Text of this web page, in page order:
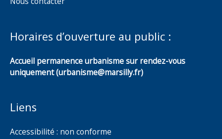
Horaires d’ouverture au public :
Accueil permanence urbanisme sur rendez-vous
uniquement (urbanisme@marsilly.fr)
Liens
Accessibilité : non conforme